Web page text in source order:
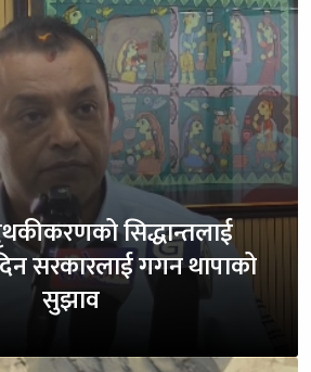
सिद्धान्तलाई
सरकारलाई गगन थापाको
सुझाव